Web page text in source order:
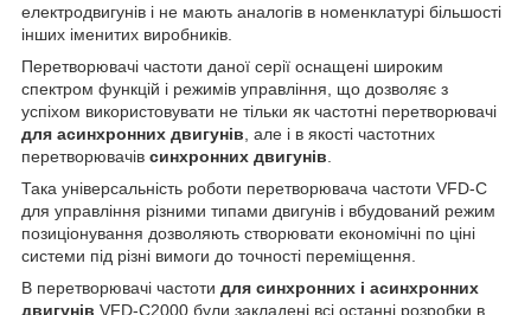
електродвигунів і не мають аналогів в номенклатурі більшості
інших іменитих виробників.
Перетворювачі частоти даної серії оснащені широким
спектром функцій і режимів управління, що дозволяє з
успіхом використовувати не тільки як частотні перетворювачі
для асинхронних двигунів , але і в якості частотних
перетворювачів синхронних двигунів
Така універсальність роботи перетворювача частоти VFD-C
для управління різними типами двигунів і вбудований режим
позиціонування дозволяють створювати економічні по ціні
системи під різні вимоги до точності переміщення.
В перетворювачі частоти для синхронних і асинхронних
двигунів VFD-C2000 були закладені всі останні розробки в